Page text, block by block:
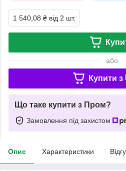
1 540,08 ₴ від 2 шт.
або
Купити з
Що таке купити з Пром?
Замовлення під захистом
Опис Характеристики